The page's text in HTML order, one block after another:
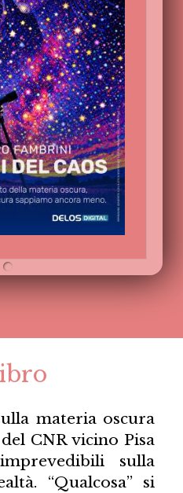
materia oscura
CNR vicino Pisa
sulla
“Qualcosa” si